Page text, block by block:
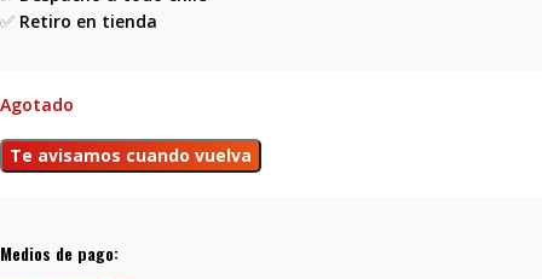
✅ Retiro en tienda
Agotado
Medios de pago: